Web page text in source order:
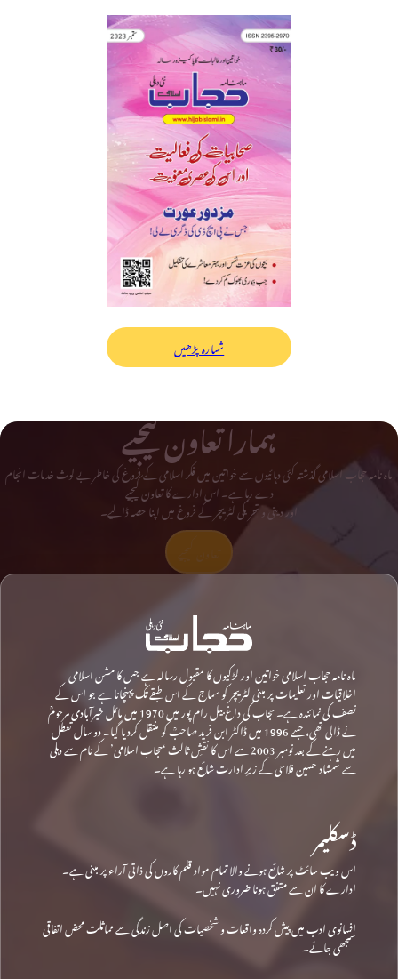
شمارہ پڑھیں
ہمارا تعاون کیجیے
ماہ نامہ حجاب اسلامی گذشتہ کئی دہائیوں سے خواتین میں فکر اسلامی کے فروغ کی خاطر بے لوث خدمات انجام
دے رہا ہے۔ اس ادارے کا تعاون کیجیے
اور دینی و تحریکی لٹریچر کے فروغ میں اپنا حصہ ڈالیے۔
ماہ نامہ حجاب اسلامی خواتین اور لڑکیوں کا مقبول رسالہ ہے جس کا مشن اسلامی
اخلاقیات اور تعلیمات پر مبنی لٹریچر کو سماج کے اس طبقے تک پہنچانا ہے جو اس کے
نصف کی نمائندہ ہے۔ حجاب کی داغ بیل رام پور میں 1970 میں مائل خیرآبادی مرحومؒ
نے ڈالی تھی، جسے 1996 میں ڈاکٹر ابن فرید صاحبؒ کو منتقل کردیا گیا۔ دو سال تعطل
میں رہنے کے بعد نومبر 2003 سے اس کا نقشِ ثالث ‘حجاب اسلامی’ کے نام سے دہلی
سے شمشاد حسین فلاحی کے زیرِ ادارت شائع ہو رہا ہے۔
ڈسکلیمر
اس ویب سائٹ پر شائع ہونے والا تمام مواد قلم کاروں کی ذاتی آراء پر مبنی ہے۔
ادارے کا ان سے متفق ہونا ضروری نہیں۔
افسانوی ادب میں پیش کردہ واقعات و شخصیات کی اصل زندگی سے مماثلت محض اتفاقی
سمجھی جائے۔